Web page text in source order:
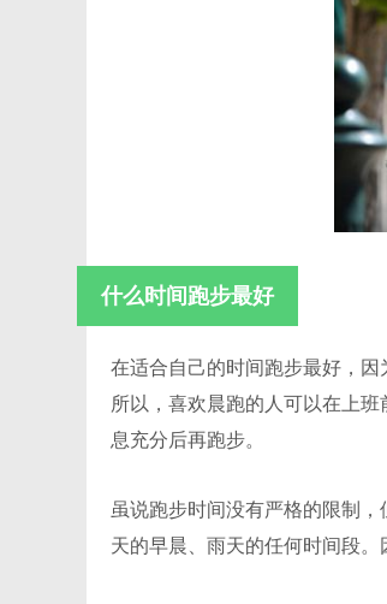
什么时间跑步最好
在适合自己的时间跑步最好，
所以，喜欢晨跑的人可以在上
息充分后再跑步。
虽说跑步时间没有严格的限制
天的早晨、雨天的任何时间段